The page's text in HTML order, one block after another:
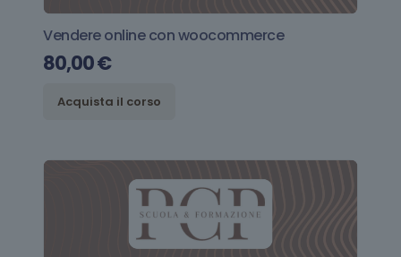
Vendere online con woocommerce
80,00€
Acquista il corso